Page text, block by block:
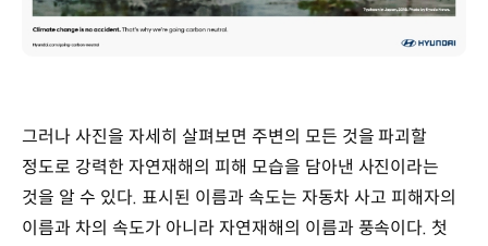
그러나 사진을 자세히 살펴보면 주변의 모든 것을 파괴할
정도로 강력한 자연재해의 피해 모습을 담아낸 사진이라는
것을 알 수 있다. 표시된 이름과 속도는 자동차 사고 피해자의
이름과 차의 속도가 아니라 자연재해의 이름과 풍속이다. 첫